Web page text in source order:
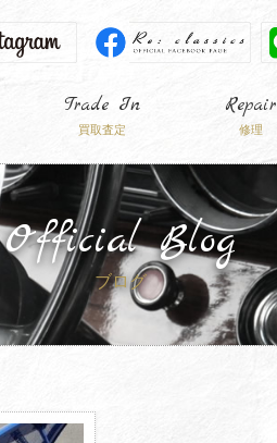
Trade In
買取査定
Repair
修理
Official Blog
ブログ